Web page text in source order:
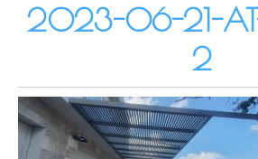
2023-06-21-AT-
2